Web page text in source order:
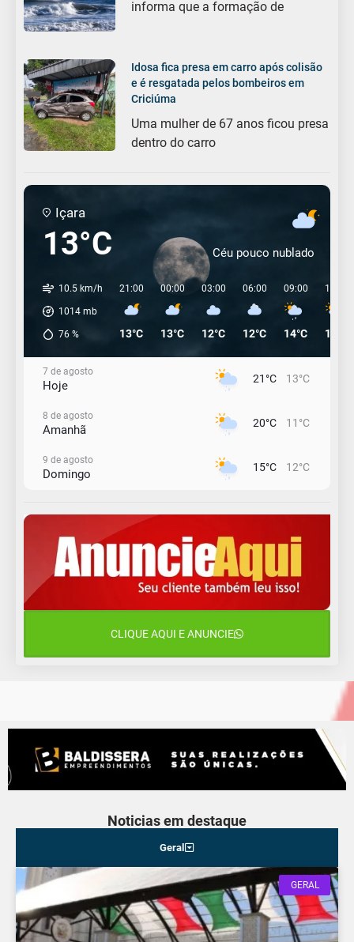
informa que a formação de
Idosa fica presa em carro após colisão
e é resgatada pelos bombeiros em
Criciúma
Uma mulher de 67 anos ficou presa
dentro do carro
Içara
13°C Céu pouco nublado
10.5 km/h
1014 mb
76 %
21:00
13°C
00:00
13°C
03:00
12°C
06:00
12°C
09:00
14°C
12:00
19°C
7 de agosto
Hoje 21°C 13°C
8 de agosto
Amanhã 20°C 11°C
9 de agosto
Domingo 15°C 12°C
Segunda-Feira 14°C 10°C
11 de agosto
Terça-Feira
Quarta-Feira
CLIQUE AQUI E ANUNCIE
Noticias em destaque
Geral
GERAL